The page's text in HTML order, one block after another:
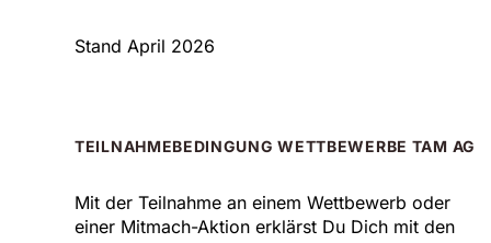
Stand April 2026
TEILNAHMEBEDINGUNG WETTBEWERBE TAM AG
Mit der Teilnahme an einem Wettbewerb oder
einer Mitmach-Aktion erklärst Du Dich mit den